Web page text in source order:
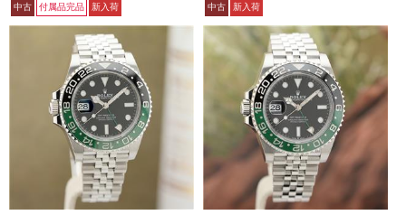
中古 付属品完品 新入荷 中古 新入荷